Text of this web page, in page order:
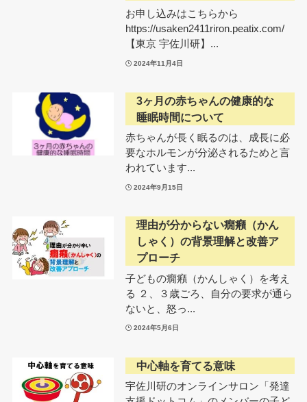
お申し込みはこちらから
https://usaken2411riron.peatix.com/
【東京 宇佐川研】...
2024年11月4日
3ヶ月の赤ちゃんの健康的な
睡眠時間について
赤ちゃんが長く眠るのは、成長に必
要なホルモンが分泌されるためと言
われています...
2024年9月15日
理由が分からない癇癪（かん
しゃく）の背景理解と改善ア
プローチ
子どもの癇癪（かんしゃく）を考え
る ２、３歳ごろ、自分の要求が通ら
ないと、怒っ...
2024年5月6日
中心軸を育てる意味
宇佐川研のオンラインサロン「発達